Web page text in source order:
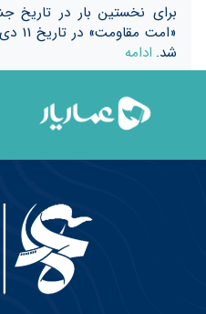
برای نخستین بار در تاریخ
شد. ادامه